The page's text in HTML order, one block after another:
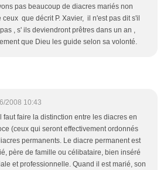
pas beaucoup de diacres mariés non
ceux que décrit P. Xavier, il n'est pas dit s'il
, s' ils deviendront prêtres dans un an ,
que Dieu les guide selon sa volonté.
2008 10:43
faut faire la distinction entre les diacres en
(ceux qui seront effectivement ordonnés
permanents. Le diacre permanent est
père de famille ou célibataire, bien inséré
et professionnelle. Quand il est marié, son